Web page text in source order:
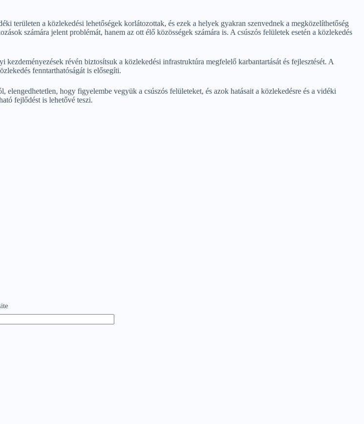
területen a közlekedési lehetőségek korlátozottak, és ezek a helyek gyakran szenvednek a megközelíthetőség
számára jelent problémát, hanem az ott élő közösségek számára is. A csúszós felületek esetén a közlekedés
révén biztosítsuk a közlekedési infrastruktúra megfelelő karbantartását és fejlesztését. A
fenntarthatóságát is elősegíti.
hogy figyelembe vegyük a csúszós felületeket, és azok hatásait a közlekedésre és a vidéki
fejlődést is lehetővé teszi.